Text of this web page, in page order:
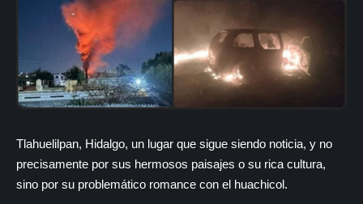
Tlahuelilpan, Hidalgo, un lugar que sigue siendo noticia, y no
precisamente por sus hermosos paisajes o su rica cultura,
sino por su problemático romance con el huachicol.